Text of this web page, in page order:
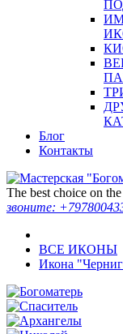
Блог
Контакты
The best choice on
звоните:
ВСЕ ИКОНЫ
Икона